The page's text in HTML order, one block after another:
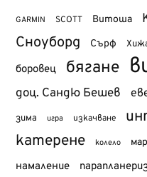
GARMIN SCOTT Витоша
Сноуборд Сърф
боровец бягане
доц. Сандю Бешев
зима игра изкачване
катерене колело
намаление